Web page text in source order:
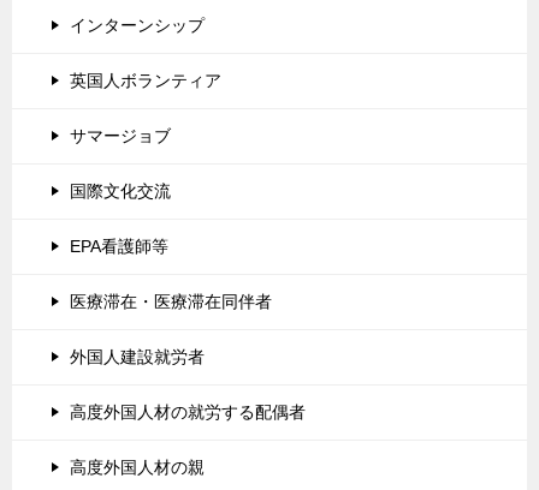
インターンシップ
英国人ボランティア
サマージョブ
国際文化交流
EPA看護師等
医療滞在・医療滞在同伴者
外国人建設就労者
高度外国人材の就労する配偶者
高度外国人材の親